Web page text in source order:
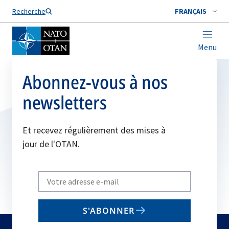
Recherche FRANÇAIS
Menu
Nom de famille*
Abonnez-vous à nos
newsletters
Et recevez régulièrement des mises à
jour de l'OTAN.
Write
your
email
S'ABONNER